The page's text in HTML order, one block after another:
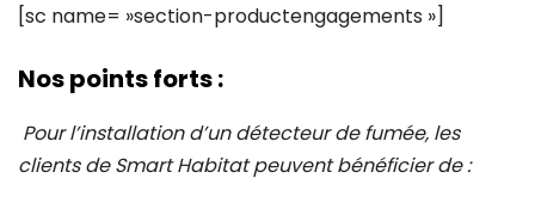
[sc name= »section-productengagements »]
Nos points forts :
Pour l’installation d’un détecteur de fumée, les
clients de Smart Habitat peuvent bénéficier de :